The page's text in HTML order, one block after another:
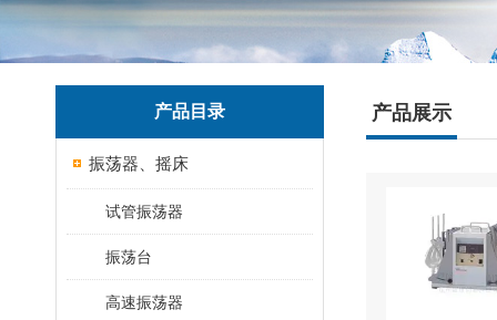
产品目录
振荡器、摇床
试管振荡器
振荡台
高速振荡器
产品展示